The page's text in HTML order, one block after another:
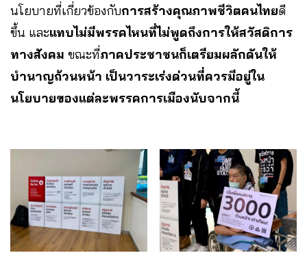
นโยบายที่เกี่ยวข้องกับการสร้างคุณภาพชีวิตคนไทยดี
ขึ้น และแทบไม่มีพรรคไหนที่ไม่พูดถึงการให้สวัสดิการ
ทางสังคม ขณะที่ภาคประชาชนก็เตรียมผลักดันให้
บำนาญถ้วนหน้า เป็นวาระเร่งด่วนที่ควรมีอยู่ใน
นโยบายของแต่ละพรรคการเมืองนับจากนี้